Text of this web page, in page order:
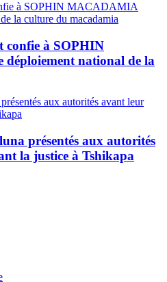
confie à SOPHIN
national de la
présentés aux autorités
la justice à Tshikapa